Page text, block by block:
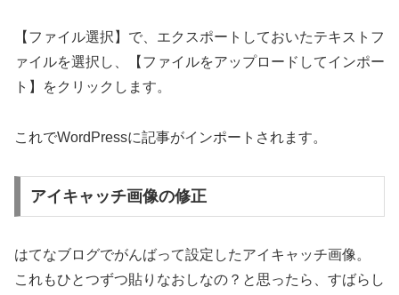
【ファイル選択】で、エクスポートしておいたテキストフ
ァイルを選択し、【ファイルをアップロードしてインポー
ト】をクリックします。
これでWordPressに記事がインポートされます。
アイキャッチ画像の修正
はてなブログでがんばって設定したアイキャッチ画像。
これもひとつずつ貼りなおしなの？と思ったら、すばらし